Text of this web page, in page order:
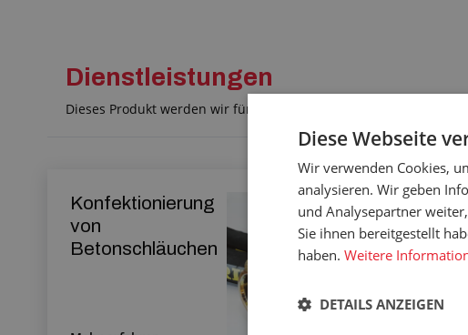
Dienstleistungen
Dieses Produkt werden wir für Sie nach Maß anpassen.
Konfektionierung
von
Betonschläuchen
Diese Webseite
Wir verwenden Cookies,
analysieren. Wir geben
und Analysepartner
Sie ihnen bereitgestellt
haben. Weitere
DETAILS ANZEIGEN